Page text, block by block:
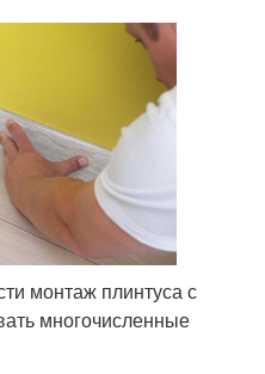
монтаж плинтуса с
многочисленные